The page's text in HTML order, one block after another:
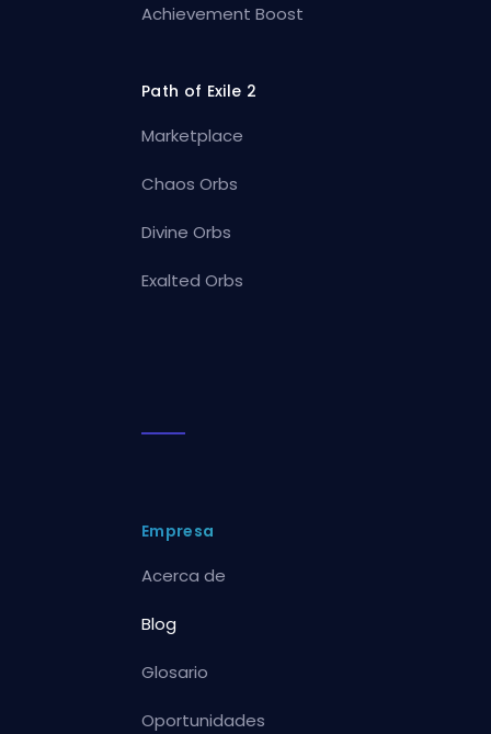
Achievement Boost
Path of Exile 2
Marketplace
Chaos Orbs
Divine Orbs
Exalted Orbs
Empresa
Acerca de
Blog
Glosario
Oportunidades